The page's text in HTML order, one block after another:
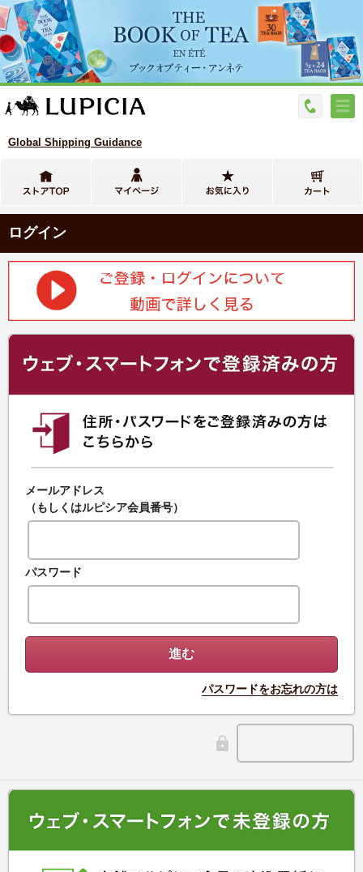
Global Shipping Guidance
ログイン
メールアドレス
（もしくはルピシア会員番号）
パスワード
パスワードをお忘れの方は